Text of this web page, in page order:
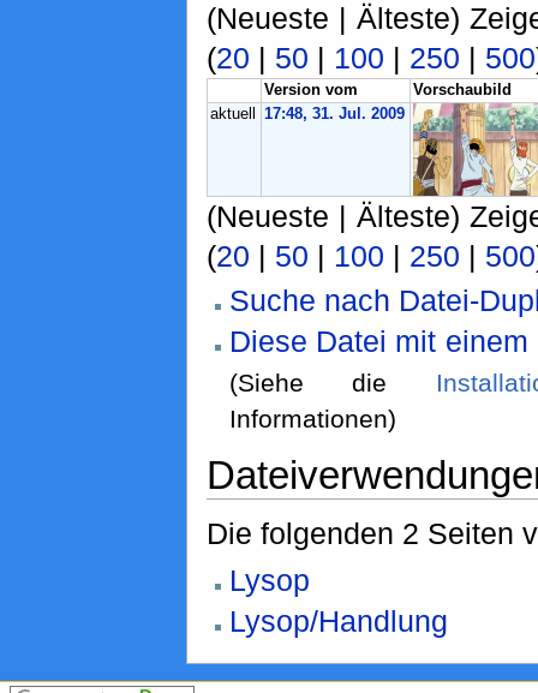
(Neueste | Älteste)
(20 | 50 | 100 | 250 | 500
Version vom
Vorschaubild
aktuell
17:48, 31. Jul. 2009
(Neueste | Älteste)
(20 | 50 | 100 | 250 | 500
Suche nach Datei-
Diese Datei mit
(Siehe die
Informationen)
Die folgenden 2 Seiten
Lysop
Lysop/Handlung